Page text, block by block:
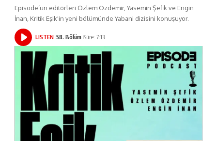
Episode’un editörleri Özlem Özdemir, Yasemin Şefik ve Engin
İnan, Kritik Eşik'in yeni bölümünde Yabani dizisini konuşuyor.
LISTEN 58. Bölüm Süre: 7:13